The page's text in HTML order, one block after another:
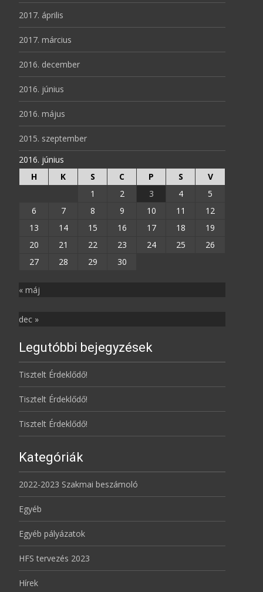
2017. április
2017. március
2016. december
2016. június
2016. május
2015. szeptember
2016. június
H
K S C P S
V
1
2 3 4
5
6
7 8 9 10 11
12
13
14 15 16 17 18
19
20
21 22 23 24 25
26
27
28 29 30
« máj
dec »
Legutóbbi bejegyzések
Tisztelt Érdeklődő!
Tisztelt Érdeklődő!
Tisztelt Érdeklődő!
Kategóriák
2022-2023 Szakmai beszámoló
Egyéb
Egyéb pályázatok
HFS tervezés 2023
Hírek